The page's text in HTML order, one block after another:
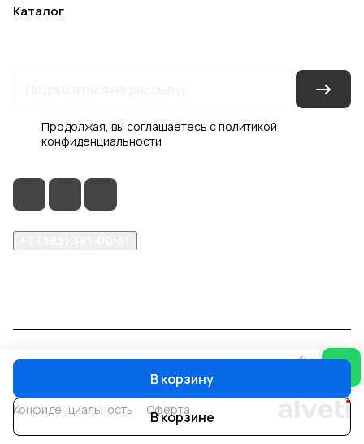
В корзину
В корзине
Каталог
Продолжая, вы соглашаетесь сполитикой
конфиденциальности
© 2026 Интер-Двери
Конфиденциальность Оферта